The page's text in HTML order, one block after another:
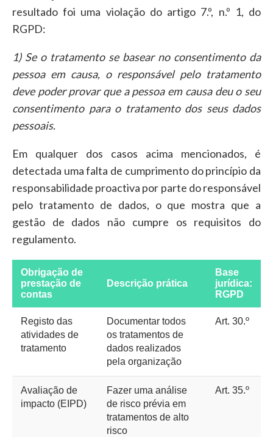
resultado foi uma violação do artigo 7.º, n.º 1, do
RGPD:
1) Se o tratamento se basear no consentimento da
pessoa em causa, o responsável pelo tratamento
deve poder provar que a pessoa em causa deu o seu
consentimento para o tratamento dos seus dados
pessoais.
Em qualquer dos casos acima mencionados, é
detectada uma falta de cumprimento do princípio da
responsabilidade proactiva por parte do responsável
pelo tratamento de dados, o que mostra que a
gestão de dados não cumpre os requisitos do
regulamento.
Obrigação de
prestação de
contas
Descrição prática
Base
jurídica:
RGPD
Registo das
atividades de
tratamento
Documentar todos
os tratamentos de
dados realizados
pela organização
Art. 30.º
Avaliação de
impacto (EIPD)
Fazer uma análise
de risco prévia em
tratamentos de alto
risco
Art. 35.º